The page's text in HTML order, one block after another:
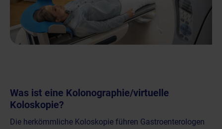
Was ist eine Kolonographie/virtuelle
Koloskopie?
Die herkömmliche Koloskopie führen Gastroenterologen